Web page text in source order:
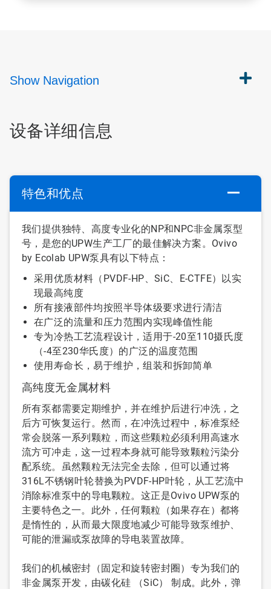
Show Navigation
设备详细信息
特色和优点
我们提供独特、高度专业化的NP和NPC非金属泵型
号，是您的UPW生产工厂的最佳解决方案。Ovivo
by Ecolab UPW泵具有以下特点：
采用优质材料（PVDF-HP、SiC、E-CTFE）以实
现最高纯度
所有接液部件均按照半导体级要求进行清洁
在广泛的流量和压力范围内实现峰值性能
专为冷热工艺流程设计，适用于-20至110摄氏度
（-4至230华氏度）的广泛的温度范围
使用寿命长，易于维护，组装和拆卸简单
高纯度无金属材料
所有泵都需要定期维护，并在维护后进行冲洗，之
后方可恢复运行。然而，在冲洗过程中，标准泵经
常会脱落一系列颗粒，而这些颗粒必须利用高速水
流方可冲走，这一过程本身就可能导致颗粒污染分
配系统。虽然颗粒无法完全去除，但可以通过将
316L不锈钢叶轮替换为PVDF-HP叶轮，从工艺流中
消除标准泵中的导电颗粒。这正是Ovivo UPW泵的
主要特色之一。此外，任何颗粒（如果存在）都将
是惰性的，从而最大限度地减少可能导致泵维护、
可能的泄漏或泵故障的导电装置故障。
我们的机械密封（固定和旋转密封圈）专为我们的
非金属泵开发，由碳化硅 （SiC） 制成。此外，弹